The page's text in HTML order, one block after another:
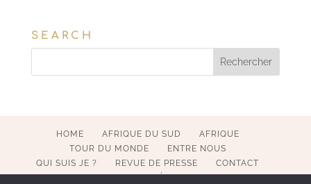
SEARCH
HOME AFRIQUE DU SUD
AFRIQUE
TOUR DU MONDE
ENTRE NOUS
QUI SUIS JE ?
REVUE DE PRESSE
CONTACT